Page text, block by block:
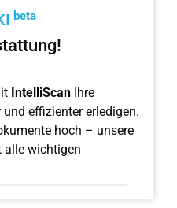
beta
IntelliScan Ihre
effizienter erledigen.
hoch – unsere
alle wichtigen